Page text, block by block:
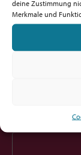
deine Zustimmung
Merkmale und
Jobs